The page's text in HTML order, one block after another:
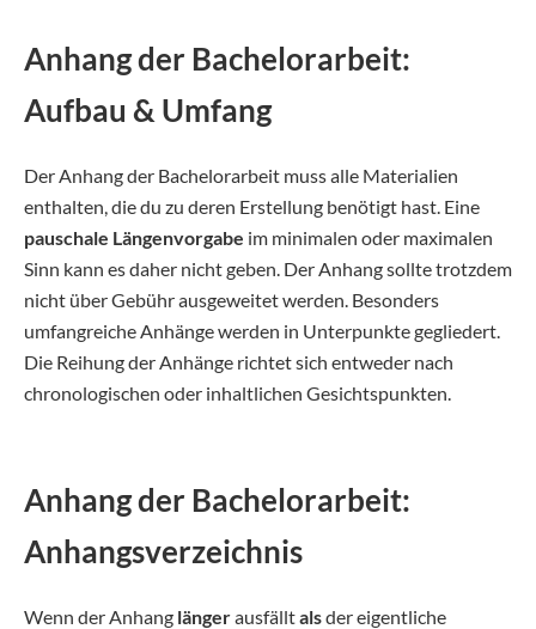
Anhang der Bachelorarbeit:
Aufbau & Umfang
Der Anhang der Bachelorarbeit muss alle Materialien
enthalten, die du zu deren Erstellung benötigt hast. Eine
pauschale Längenvorgabe im minimalen oder maximalen
Sinn kann es daher nicht geben. Der Anhang sollte trotzdem
nicht über Gebühr ausgeweitet werden. Besonders
umfangreiche Anhänge werden in Unterpunkte gegliedert.
Die Reihung der Anhänge richtet sich entweder nach
chronologischen oder inhaltlichen Gesichtspunkten.
Anhang der Bachelorarbeit:
Anhangsverzeichnis
Wenn der Anhang längerausfälltalsder eigentliche